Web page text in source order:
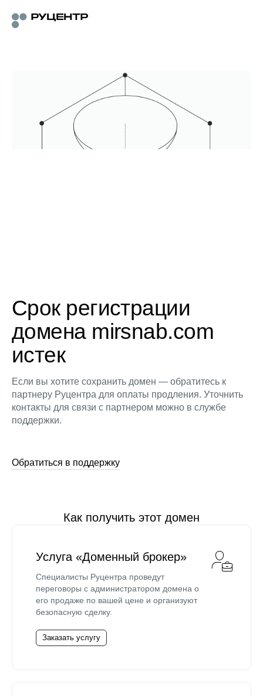
Срок регистрации
домена mirsnab.com
истек
Если вы хотите сохранить домен — обратитесь к
партнеру Руцентра для оплаты продления. Уточнить
контакты для связи с партнером можно в службе
поддержки.
Обратиться в поддержку
Как получить этот домен
Услуга «Доменный брокер»
Специалисты Руцентра проведут
переговоры с администратором домена о
его продаже по вашей цене и организуют
безопасную сделку.
Заказать услугу